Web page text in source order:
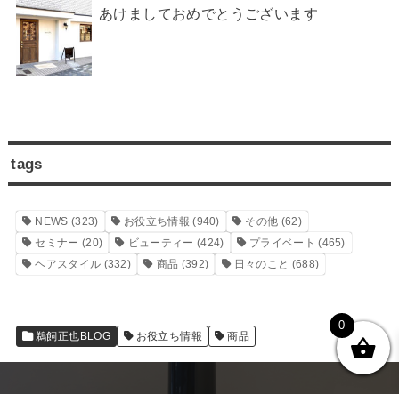
あけましておめでとうございます
tags
NEWS (323) お役立ち情報 (940) その他 (62)
セミナー (20) ビューティー (424) プライベート (465)
ヘアスタイル (332) 商品 (392) 日々のこと (688)
鵜飼正也BLOG お役立ち情報 商品
0